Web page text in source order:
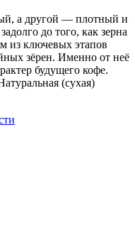
а другой — плотный и
до того, как зерна
из ключевых этапов
зёрен. Именно от неё
будущего кофе.
(сухая)